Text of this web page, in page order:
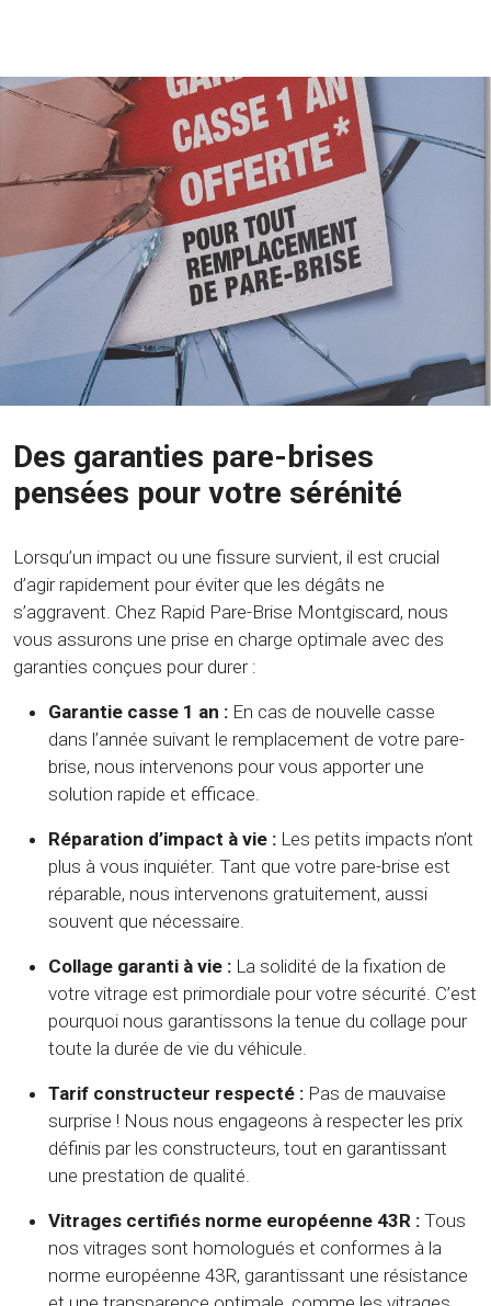
Des garanties pare-brises
pensées pour votre sérénité
Lorsqu’un impact ou une fissure survient, il est crucial
d’agir rapidement pour éviter que les dégâts ne
s’aggravent. Chez Rapid Pare-Brise Montgiscard, nous
vous assurons une prise en charge optimale avec des
garanties conçues pour durer :
Garantie casse 1 an : En cas de nouvelle casse
dans l’année suivant le remplacement de votre pare-
brise, nous intervenons pour vous apporter une
solution rapide et efficace.
Réparation d’impact à vie : Les petits impacts n’ont
plus à vous inquiéter. Tant que votre pare-brise est
réparable, nous intervenons gratuitement, aussi
souvent que nécessaire.
Collage garanti à vie : La solidité de la fixation de
votre vitrage est primordiale pour votre sécurité. C’est
pourquoi nous garantissons la tenue du collage pour
toute la durée de vie du véhicule.
Tarif constructeur respecté : Pas de mauvaise
surprise ! Nous nous engageons à respecter les prix
définis par les constructeurs, tout en garantissant
une prestation de qualité.
Vitrages certifiés norme européenne 43R : Tous
nos vitrages sont homologués et conformes à la
norme européenne 43R, garantissant une résistance